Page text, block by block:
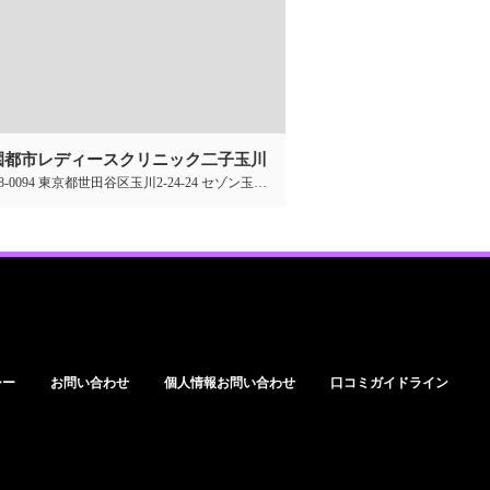
市レディースクリニック二子玉川
〒158-0094 東京都世田谷区玉川2-24-24 セゾン玉川5F
お問い合わせ 個人情報お問い合わせ 口コミガイドライン